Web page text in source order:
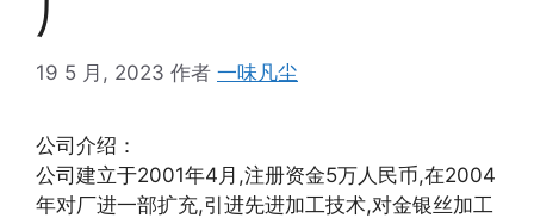
厂
19 5 月, 2023 作者 一味凡尘
公司介绍：
公司建立于2001年4月,注册资金5万人民币,在2004
年对厂进一部扩充,引进先进加工技术,对金银丝加工